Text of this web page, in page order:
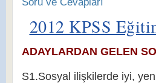
2012 KPSS
ADAYLARDAN GELEN
S1.Sosyal ilişkilerde iyi,